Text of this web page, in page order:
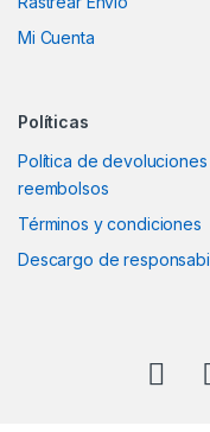
Mi Cuenta
Políticas
Política de
reembolsos
Términos y condiciones
Descargo de